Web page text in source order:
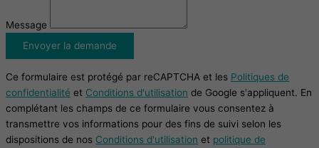
Message
Envoyer la demande
Ce formulaire est protégé par reCAPTCHA et les Politiques de
confidentialité et Conditions d'utilisation de Google s'appliquent. En
complétant les champs de ce formulaire vous consentez à
transmettre vos informations pour des fins de suivi selon les
dispositions de nos Conditions d'utilisation et politique de